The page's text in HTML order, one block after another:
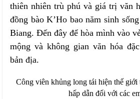
thiên nhiên trù phú và giá trị văn
đồng bào K’Ho bao năm sinh
Biang. Đến đây để hòa mình vào
mộng và không gian văn hóa
bản địa.
Công viên khủng long tái hiện thế
hấp dẫn đối với các